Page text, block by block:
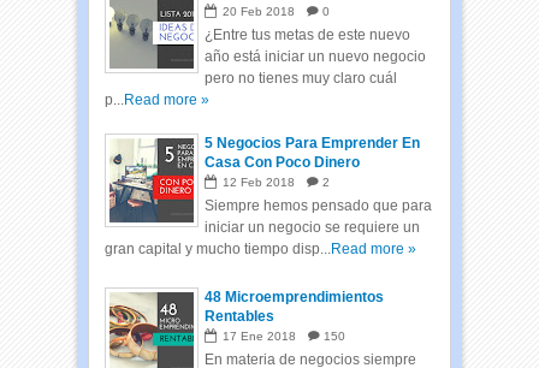
20 Feb 2018 0
¿Entre tus metas de este nuevo
año está iniciar un nuevo negocio
pero no tienes muy claro cuál
p...Read more »
5 Negocios Para Emprender En
Casa Con Poco Dinero
12 Feb 2018 2
Siempre hemos pensado que para
iniciar un negocio se requiere un
gran capital y mucho tiempo disp...Read more »
48 Microemprendimientos
Rentables
17 Ene 2018 150
En materia de negocios siempre